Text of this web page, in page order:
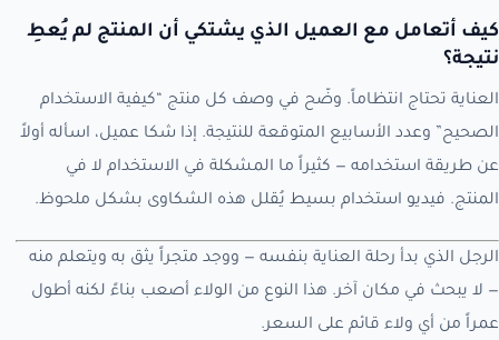
كيف أتعامل مع العميل الذي يشتكي أن المنتج لم يُعطِ
نتيجة؟
العناية تحتاج انتظاماً. وضّح في وصف كل منتج “كيفية الاستخدام
الصحيح” وعدد الأسابيع المتوقعة للنتيجة. إذا شكا عميل، اسأله أولاً
عن طريقة استخدامه — كثيراً ما المشكلة في الاستخدام لا في
المنتج. فيديو استخدام بسيط يُقلل هذه الشكاوى بشكل ملحوظ.
الرجل الذي بدأ رحلة العناية بنفسه — ووجد متجراً يثق به ويتعلم منه
— لا يبحث في مكان آخر. هذا النوع من الولاء أصعب بناءً لكنه أطول
عمراً من أي ولاء قائم على السعر.